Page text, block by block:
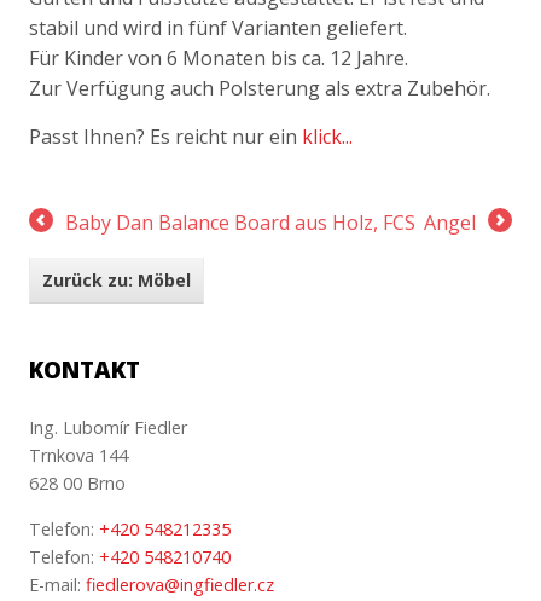
stabil und wird in fünf Varianten geliefert.
Für Kinder von 6 Monaten bis ca. 12 Jahre.
Zur Verfügung auch Polsterung als extra Zubehör.
Passt Ihnen? Es reicht nur ein klick...
Angel
Baby Dan Balance Board aus Holz, FCS
Zurück zu: Möbel
KONTAKT
Ing. Lubomír Fiedler
Trnkova 144
628 00 Brno
Telefon: +420 548212335
Telefon: +420 548210740
E-mail: fiedlerova@ingfiedler.cz